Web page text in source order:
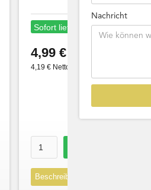
Sofort lieferbar
4,99 €
4,19 € Netto
Beschreibung
Nachricht